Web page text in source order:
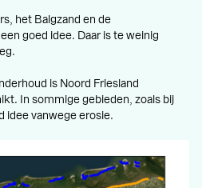
het Balgzand en de
goed idee. Daar is te weinig
is Noord Friesland
In sommige gebieden, zoals bij
idee vanwege erosie.